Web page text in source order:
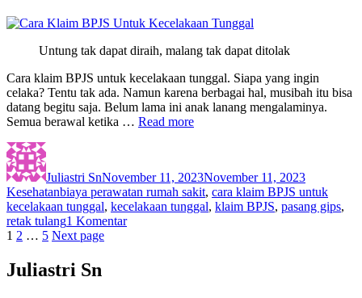
Blogger
Untung tak dapat diraih, malang tak dapat ditolak
Cara klaim BPJS untuk kecelakaan tunggal. Siapa yang ingin
celaka? Tentu tak ada. Namun karena berbagai hal, musibah itu bisa
datang begitu saja. Belum lama ini anak lanang mengalaminya.
Semua berawal ketika … Read more
Author
Juliastri SnNovember 11, 2023November 11, 2023
KesehatanTags
biaya perawatan rumah sakit, cara klaim BPJS untuk
kecelakaan tunggal, kecelakaan tunggal, klaim BPJS, pasang gips,
retak tulang1 Komentarpada
Paginasi
pos
Page
1 Page
2 … Page
5 Next page
Juliastri Sn